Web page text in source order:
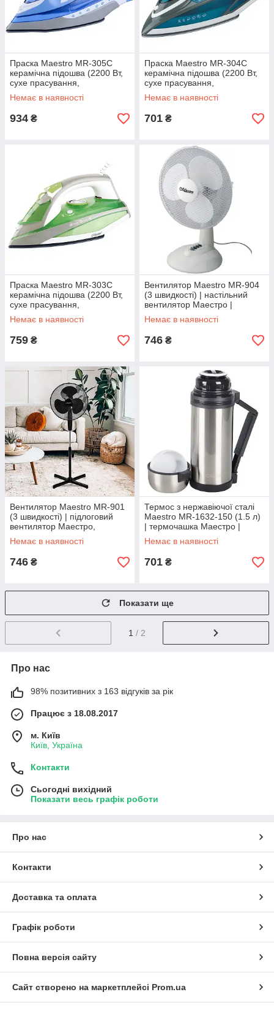
Праска Maestro MR-305C
керамічна підошва (2200 Вт,
сухе прасування,
розбризкування,
відпарювання), праска
Немає в наявності
934 ₴
Праска Maestro MR-304C
керамічна підошва (2200 Вт,
сухе прасування,
розбризкування,
відпарювання), праска
Немає в наявності
701 ₴
Праска Maestro MR-303C
керамічна підошва (2200 Вт,
сухе прасування,
розбризкування,
відпарювання), праска
Немає в наявності
759 ₴
Вентилятор Maestro MR-904
(3 швидкості) | настільний
вентилятор Маестро |
підлоговий вентилятор
Маестро
Немає в наявності
746 ₴
Вентилятор Maestro MR-901
(3 швидкості) | підлоговий
вентилятор Маестро,
Маестро
Немає в наявності
746 ₴
Термос з нержавіючої сталі
Maestro MR-1632-150 (1.5 л)
| термочашка Маестро |
термокружка Маестро
Немає в наявності
701 ₴
Показати ще
1 / 2
Про нас
98% позитивних з 163 відгуків за рік
Працює з 18.08.2017
м. Київ
Київ, Україна
Контакти
Сьогодні вихідний
Показати весь графік роботи
Про нас
Контакти
Доставка та оплата
Графік роботи
Повна версія сайту
Сайт створено на маркетплейсі Prom.ua